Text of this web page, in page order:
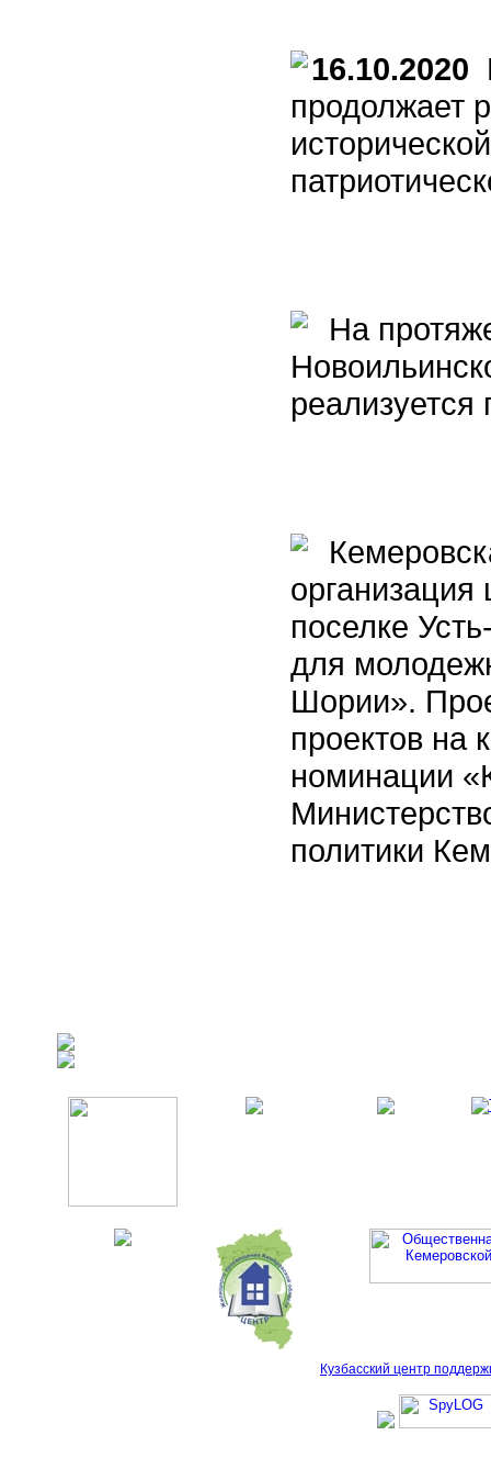
16.10.2020
продолжает
На
поселке
для
Шории».
проектов на
номинации
политики
Кузбасский центр